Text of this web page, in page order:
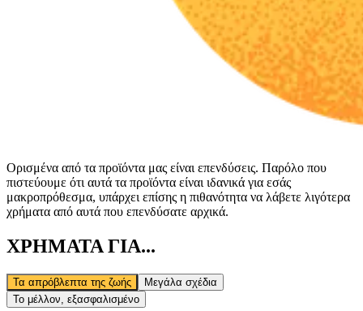
Ορισμένα από τα προϊόντα μας είναι επενδύσεις. Παρόλο που
πιστεύουμε ότι αυτά τα προϊόντα είναι ιδανικά για εσάς
μακροπρόθεσμα, υπάρχει επίσης η πιθανότητα να λάβετε λιγότερα
χρήματα από αυτά που επενδύσατε αρχικά.
ΧΡΗΜΑΤΑ ΓΙΑ...
Τα απρόβλεπτα της ζωής
Μεγάλα σχέδια
Το μέλλον, εξασφαλισμένο